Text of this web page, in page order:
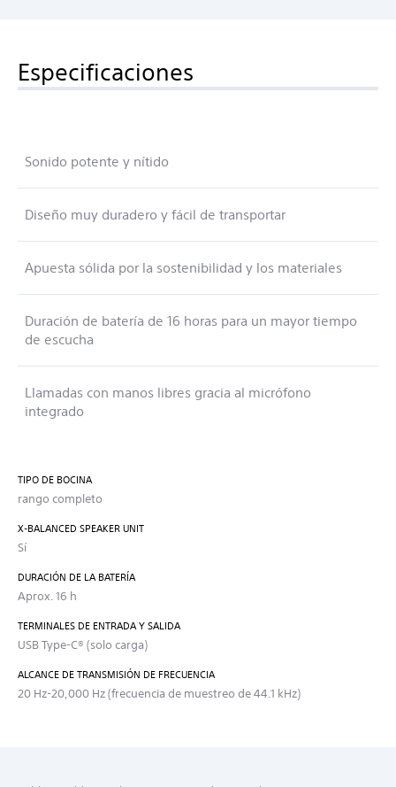
Especificaciones
Sonido potente y nítido
Diseño muy duradero y fácil de transportar
Apuesta sólida por la sostenibilidad y los materiales
Duración de batería de 16 horas para un mayor tiempo
de escucha
Llamadas con manos libres gracia al micrófono
integrado
TIPO DE BOCINA
rango completo
X-BALANCED SPEAKER UNIT
Sí
DURACIÓN DE LA BATERÍA
Aprox. 16 h
TERMINALES DE ENTRADA Y SALIDA
USB Type-C® (solo carga)
ALCANCE DE TRANSMISIÓN DE FRECUENCIA
20 Hz-20,000 Hz (frecuencia de muestreo de 44.1 kHz)